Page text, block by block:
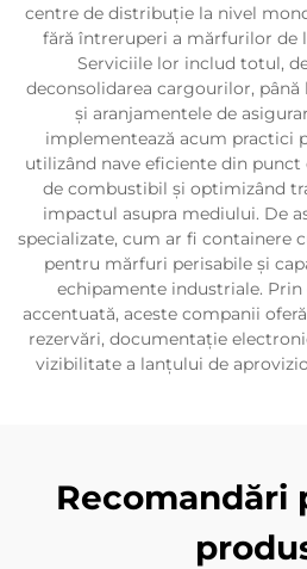
centre de distribuție la nivel
fără întreruperi a mărfurilor de
Serviciile lor includ totul,
deconsolidarea cargourilor,
și aranjamentele de
implementează acum practici
utilizând nave eficiente din punct
de combustibil și optimizând
impactul asupra mediului. De
specializate, cum ar fi containere
pentru mărfuri perisabile și
echipamente industriale.
accentuată, aceste companii
rezervări, documentație
vizibilitate a lanțului de
Recomandări